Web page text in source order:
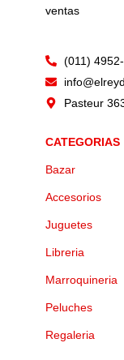
ventas
(011)
Pasteur
CATEGORIAS
Bazar
Accesorios
Juguetes
Libreria
Marroquineria
Peluches
Regaleria